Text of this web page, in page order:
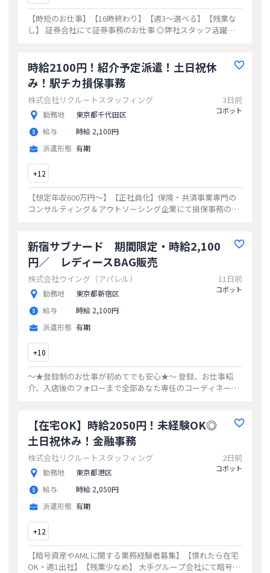
【時短のお仕事】【16時終わり】【週3～選べる】【残業な
し】 証券会社にて証券事務のお仕事 ◎弊社スタッフ活躍中
時給2100円！紹介予定派遣！土日祝休
み！駅チカ損保事務
株式会社リクルートスタッフィング
勤務地
東京都千代田区
給与
時給 2,100円
派遣形態 有期
3日前
コボット
+12
【想定年収600万円～】【正社員化】保険・共済事業専門の
コンサルティング＆アウトソーシング企業にて損保事務のお
新宿サブナード 期間限定・時給2,100
円／ レディースBAG販売
株式会社ウイング（アパレル）
勤務地
東京都新宿区
給与
時給 2,100円
派遣形態 有期
11日前
コボット
+10
～★登録制のお仕事が初めてでも安心★～ 登録、お仕事紹
介、入店後のフォローまで全部あなた専任のコーディネータ
【在宅OK】時給2050円！未経験OK◎
土日祝休み！金融事務
株式会社リクルートスタッフィング
勤務地
東京都港区
給与
時給 2,050円
派遣形態 有期
2日前
コボット
+12
【暗号資産やAMLに関する業務経験者募集】【慣れたら在宅
OK・週1出社】【残業少なめ】 大手グループ会社にて暗号資